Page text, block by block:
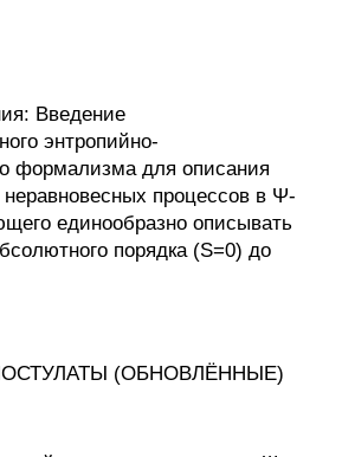
Введение
энтропийно-
формализма для описания
процессов в Ψ-
единообразно описывать
порядка (S=0) до
(ОБНОВЛЁННЫЕ)